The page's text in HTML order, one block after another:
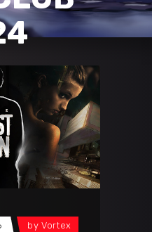
byVortex